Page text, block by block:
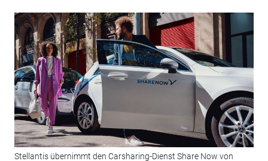
Stellantis übernimmt den Carsharing-Dienst Share Now von